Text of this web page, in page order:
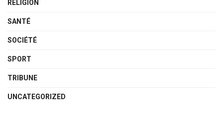
RELIGION
SANTÉ
SOCIÉTÉ
SPORT
TRIBUNE
UNCATEGORIZED